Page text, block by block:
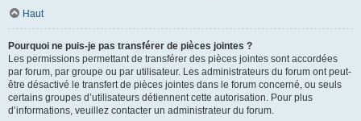
Haut
Pourquoi ne puis-je pas transférer de pièces jointes ?
Les permissions permettant de transférer des pièces jointes sont accordées
par forum, par groupe ou par utilisateur. Les administrateurs du forum ont peut-
être désactivé le transfert de pièces jointes dans le forum concerné, ou seuls
certains groupes d’utilisateurs détiennent cette autorisation. Pour plus
d’informations, veuillez contacter un administrateur du forum.